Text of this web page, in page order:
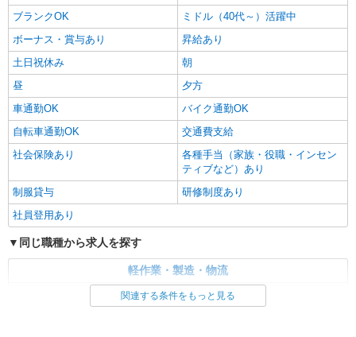
派遣社員
LAPI-Staff株式会社 本社/軽作業窓口
ギフトのシール貼り・仕分け・梱包
時給1,400円以上＋交通費全額支給 ※夜勤は時
給1,800円以上（深夜手当含む） ◆月収例
246,400円 （日勤シフト10時〜19時 週5日勤務の
場合） 時給1,400円×8h×22日勤務
東京都足立区 ★上記以外にも神奈川県内（相
模原・横浜・川崎など）に多数派遣先有
詳細を見る
派遣社員
LAPI-Staff株式会社 本社/軽作業窓口
アニメグッズやお菓子等の仕分け、梱包
時給1,800円以上（深夜手当含む）＋交通費全
額支給 ◆月収例 316,800円 （夜勤シフト 21時〜
翌6時 週5日勤務の場合） 時給1,800円×8h×22日勤
務
東京都足立区 ★上記以外にも神奈川県内（相
模原・横浜・川崎など）に多数派遣先有
ブランクOK
ミドル（40代～）活躍中
ボーナス・賞与あり
昇給あり
土日祝休み
朝
昼
夕方
車通勤OK
バイク通勤OK
自転車通勤OK
交通費支給
社会保険あり
各種手当（家族・役職・インセン
ティブなど）あり
制服貸与
研修制度あり
社員登用あり
同じ職種から求人を探す
軽作業・製造・物流
梱包・仕分け・ピッキング
フォークリフト
関連する条件をもっと見る